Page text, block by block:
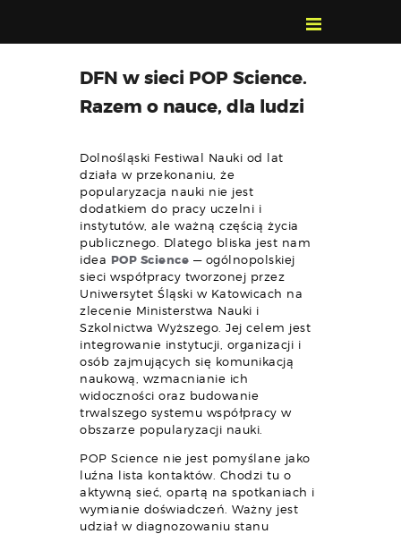
POZNAJ, POLUB,
KONTAKT
WYSZUKIWARKA
WYDARZEŃ
DFN w sieci POP Science.
Razem o nauce, dla ludzi
Dolnośląski Festiwal Nauki od lat
działa w przekonaniu, że
popularyzacja nauki nie jest
dodatkiem do pracy uczelni i
instytutów, ale ważną częścią życia
publicznego. Dlatego bliska jest nam
idea POP Science — ogólnopolskiej
sieci współpracy tworzonej przez
Uniwersytet Śląski w Katowicach na
zlecenie Ministerstwa Nauki i
Szkolnictwa Wyższego. Jej celem jest
integrowanie instytucji, organizacji i
osób zajmujących się komunikacją
naukową, wzmacnianie ich
widoczności oraz budowanie
trwalszego systemu współpracy w
obszarze popularyzacji nauki.
POP Science nie jest pomyślane jako
luźna lista kontaktów. Chodzi tu o
aktywną sieć, opartą na spotkaniach i
wymianie doświadczeń. Ważny jest
udział w diagnozowaniu stanu